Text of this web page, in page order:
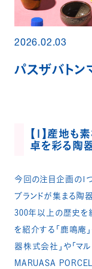
2026.02.03
パスザバト
【1】産地も
卓を彩る陶器
今回の注目企画の1
ブランドが集まる陶器
300年以上の歴史を
を紹介する「鹿鳴庵
器株式会社」や「マ
MARUASA